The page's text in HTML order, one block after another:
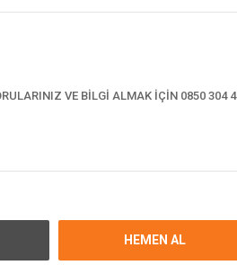
VE BİLGİ ALMAK İÇİN 0850 304 4
HEMEN AL